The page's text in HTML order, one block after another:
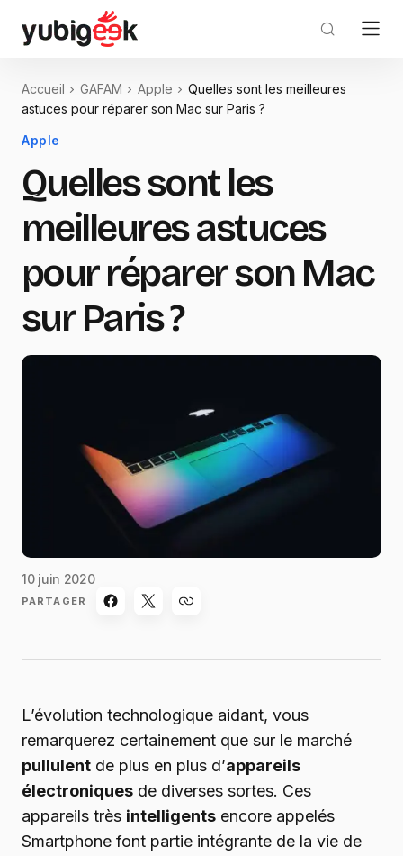
Accueil GAFAM Apple
Quelles sont les meilleures
astuces pour réparer son Mac sur Paris ?
Apple
Quelles sont les
meilleures astuces
pour réparer son Mac
sur Paris ?
10 juin 2020
PARTAGER
L’évolution technologique aidant, vous
remarquerez certainement que sur le marché
pullulent de plus en plus d’appareils
électroniques de diverses sortes. Ces
appareils très intelligents encore appelés
Smartphone font partie intégrante de la vie de